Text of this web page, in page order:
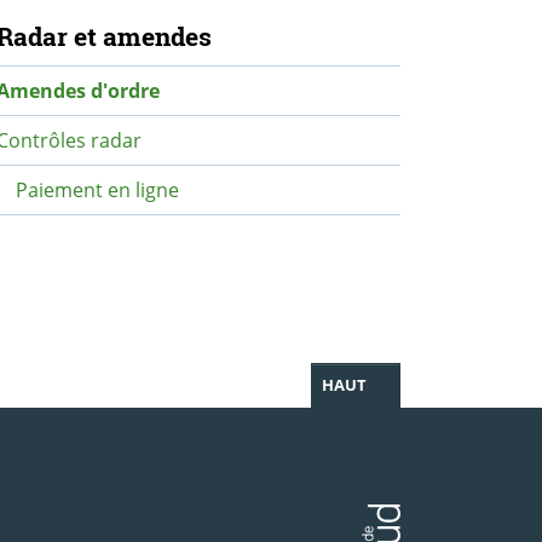
secondaire
et amendes
d'ordre
radar
Paiement en ligne
HAUT